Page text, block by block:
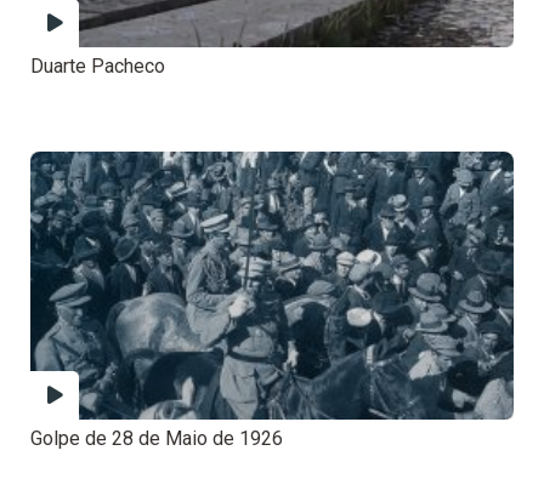
Duarte Pacheco
Golpe de 28 de Maio de 1926